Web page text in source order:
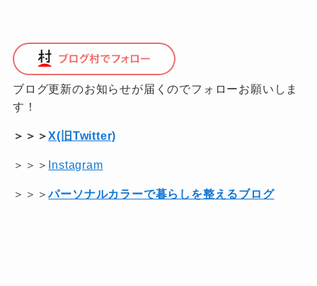
ブログ更新のお知らせが届くのでフォローお願いしま
す！
＞＞＞X(旧Twitter)
＞＞＞ Instagram
＞＞＞パーソナルカラーで暮らしを整えるブログ